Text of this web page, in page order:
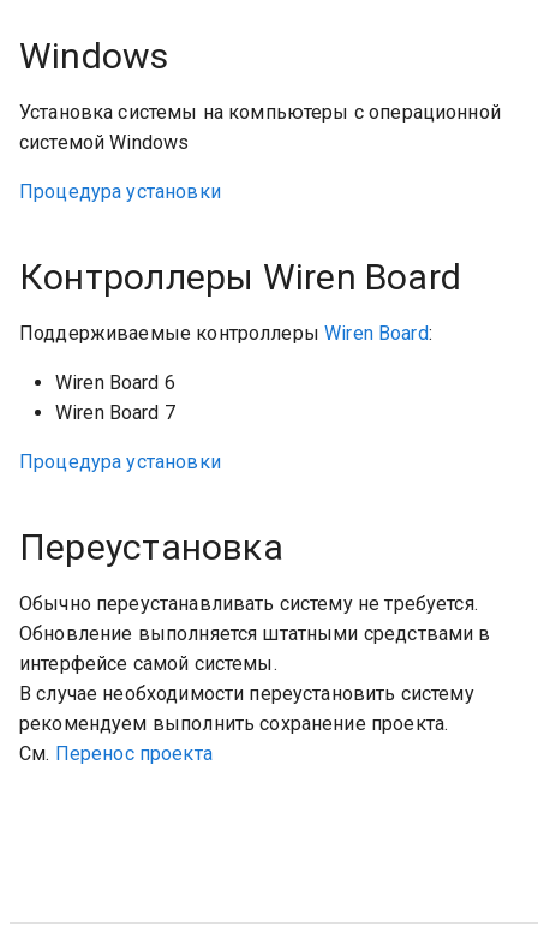
Windows
Установка системы на компьютеры с операционной
системой Windows
Процедура установки
Контроллеры Wiren Board
Поддерживаемые контроллерыWiren Board:
Wiren Board 6
Wiren Board 7
Процедура установки
Переустановка
Обычно переустанавливать систему не требуется.
Обновление выполняется штатными средствами в
интерфейсе самой системы.
В случае необходимости переустановить систему
рекомендуем выполнить сохранение проекта.
См. Перенос проекта